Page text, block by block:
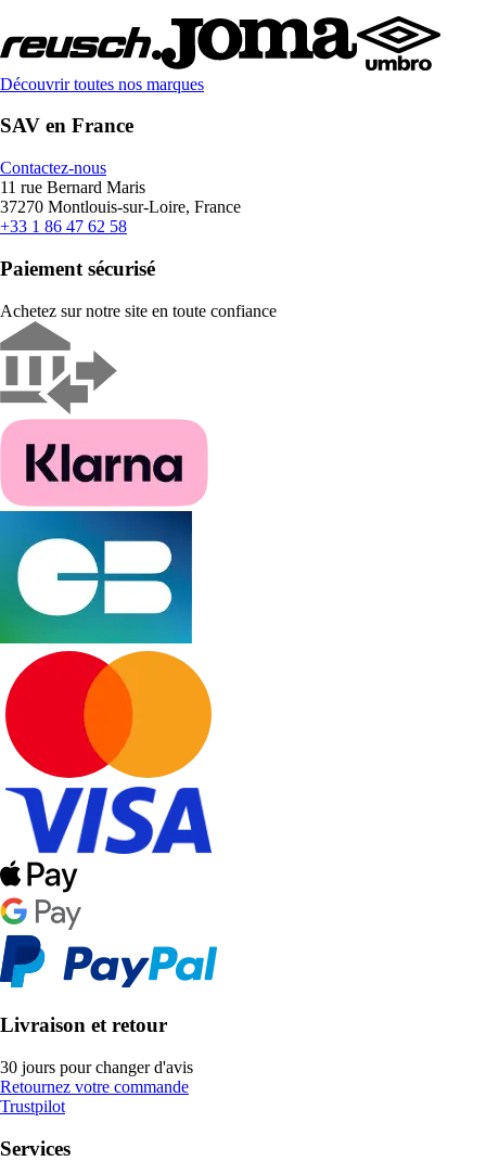
Découvrir toutes nos marques
SAV en France
Contactez-nous
11 rue Bernard Maris
37270 Montlouis-sur-Loire, France
+33 1 86 47 62 58
Paiement sécurisé
Achetez sur notre site en toute confiance
Livraison et retour
30 jours pour changer d'avis
Retournez votre commande
Trustpilot
Services